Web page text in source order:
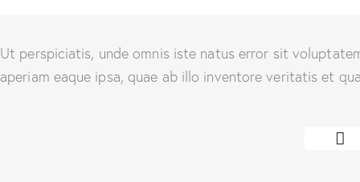
Ut perspiciatis, unde omnis iste natus error sit
aperiam eaque ipsa, quae ab illo inventore veritatis et